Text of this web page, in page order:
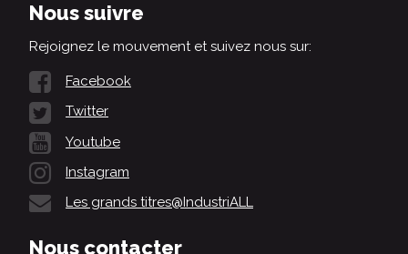
Nous suivre
Rejoignez le mouvement et suivez nous sur:
Facebook
Twitter
Youtube
Instagram
Les grands titres@IndustriALL
Nous contacter